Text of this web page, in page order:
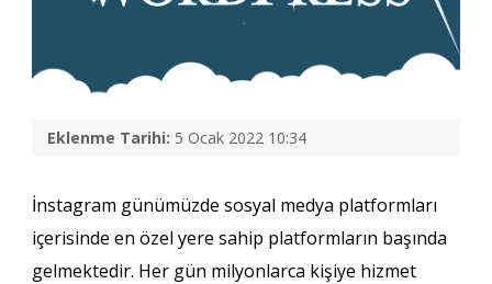
Eklenme Tarihi: 5 Ocak 2022 10:34
İnstagram günümüzde sosyal medya platformları
içerisinde en özel yere sahip platformların başında
gelmektedir. Her gün milyonlarca kişiye hizmet